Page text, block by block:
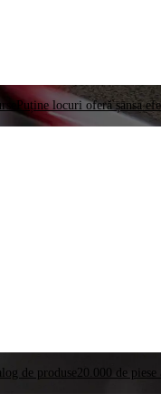
Puține locuri oferă șansa
de produse 20.000 de